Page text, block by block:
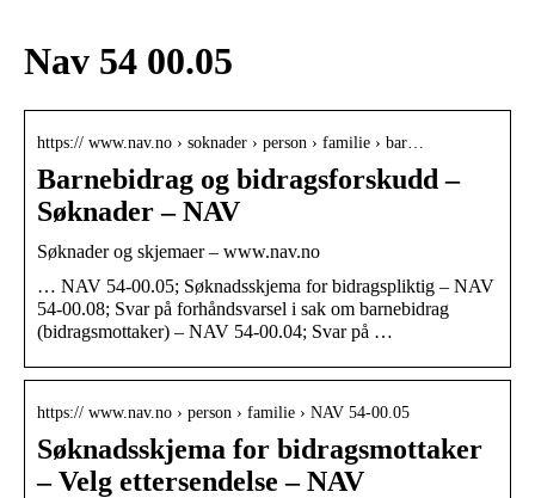
Nav 54 00.05
https:// www.nav.no › soknader › person › familie › bar…
Barnebidrag og bidragsforskudd –
Søknader – NAV
Søknader og skjemaer – www.nav.no
… NAV 54-00.05; Søknadsskjema for bidragspliktig – NAV
54-00.08; Svar på forhåndsvarsel i sak om barnebidrag
(bidragsmottaker) – NAV 54-00.04; Svar på …
https:// www.nav.no › person › familie › NAV 54-00.05
Søknadsskjema for bidragsmottaker
– Velg ettersendelse – NAV